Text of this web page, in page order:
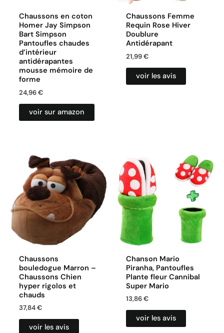
Chaussons en coton
Homer Jay Simpson
Bart Simpson
Pantoufles chaudes
d’intérieur
antidérapantes
mousse mémoire de
forme
24,96€
voir sur amazon
Chaussons Femme
Requin Rose Hiver
Doublure
Antidérapant
21,99€
voir les avis
Chaussons
bouledogue Marron –
Chaussons Chien
hyper rigolos et
chauds
37,84€
voir les avis
Chanson Mario
Piranha, Pantoufles
Plante fleur Cannibal
Super Mario
13,86€
voir les avis